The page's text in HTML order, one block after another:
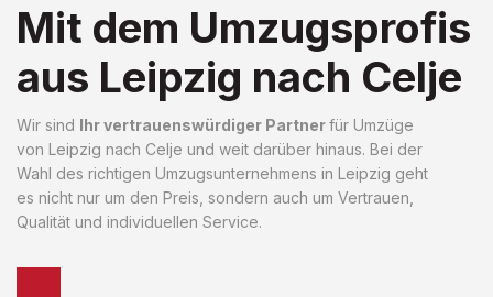
Mit dem Umzugsprofis
aus Leipzig nach Celje
Wir sind Ihr vertrauenswürdiger Partnerfür Umzüge
von Leipzig nach Celje und weit darüber hinaus. Bei der
Wahl des richtigen Umzugsunternehmens in Leipzig geht
es nicht nur um den Preis, sondern auch um Vertrauen,
Qualität und individuellen Service.